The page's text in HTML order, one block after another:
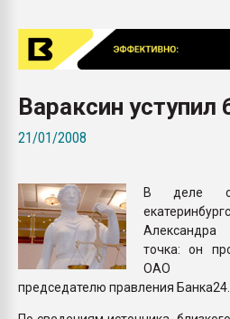
Вараксин уступил
21/01/2008
В деле
Александра
точка: он
ОАО
председателю правления